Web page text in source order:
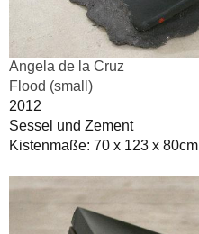
Angela de la Cruz
Flood (small)
2012
Sessel und Zement
Kistenmaße: 70 x 123 x 80cm